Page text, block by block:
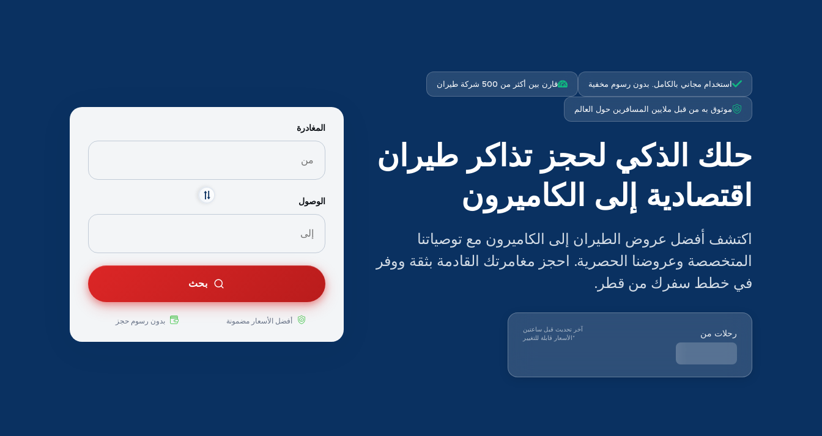
استخدام مجاني بالكامل. بدون رسوم مخفية قارن بين أكثر من 500 شركة طيران
موثوق به من قبل ملايين المسافرين حول العالم
حلك الذكي لحجز تذاكر طيران
اقتصادية إلى الكاميرون
اكتشف أفضل عروض الطيران إلى الكاميرون مع توصياتنا
المتخصصة وعروضنا الحصرية. احجز مغامرتك القادمة بثقة ووفر
في خطط سفرك من قطر.
رحلات من
آخر تحديث قبل ساعتين
*الأسعار قابلة للتغيير
المغادرة
الوصول
بحث
أفضل الأسعار مضمونة بدون رسوم حجز